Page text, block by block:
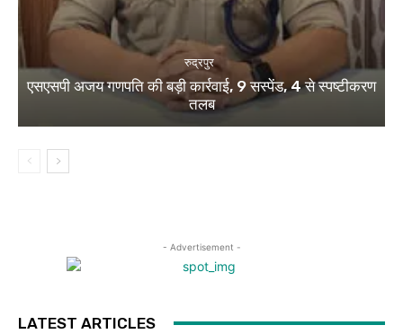
रुद्रपुर
एसएसपी अजय गणपति की बड़ी कार्रवाई, 9 सस्पेंड, 4 से स्पष्टीकरण
तलब
- Advertisement -
LATEST ARTICLES